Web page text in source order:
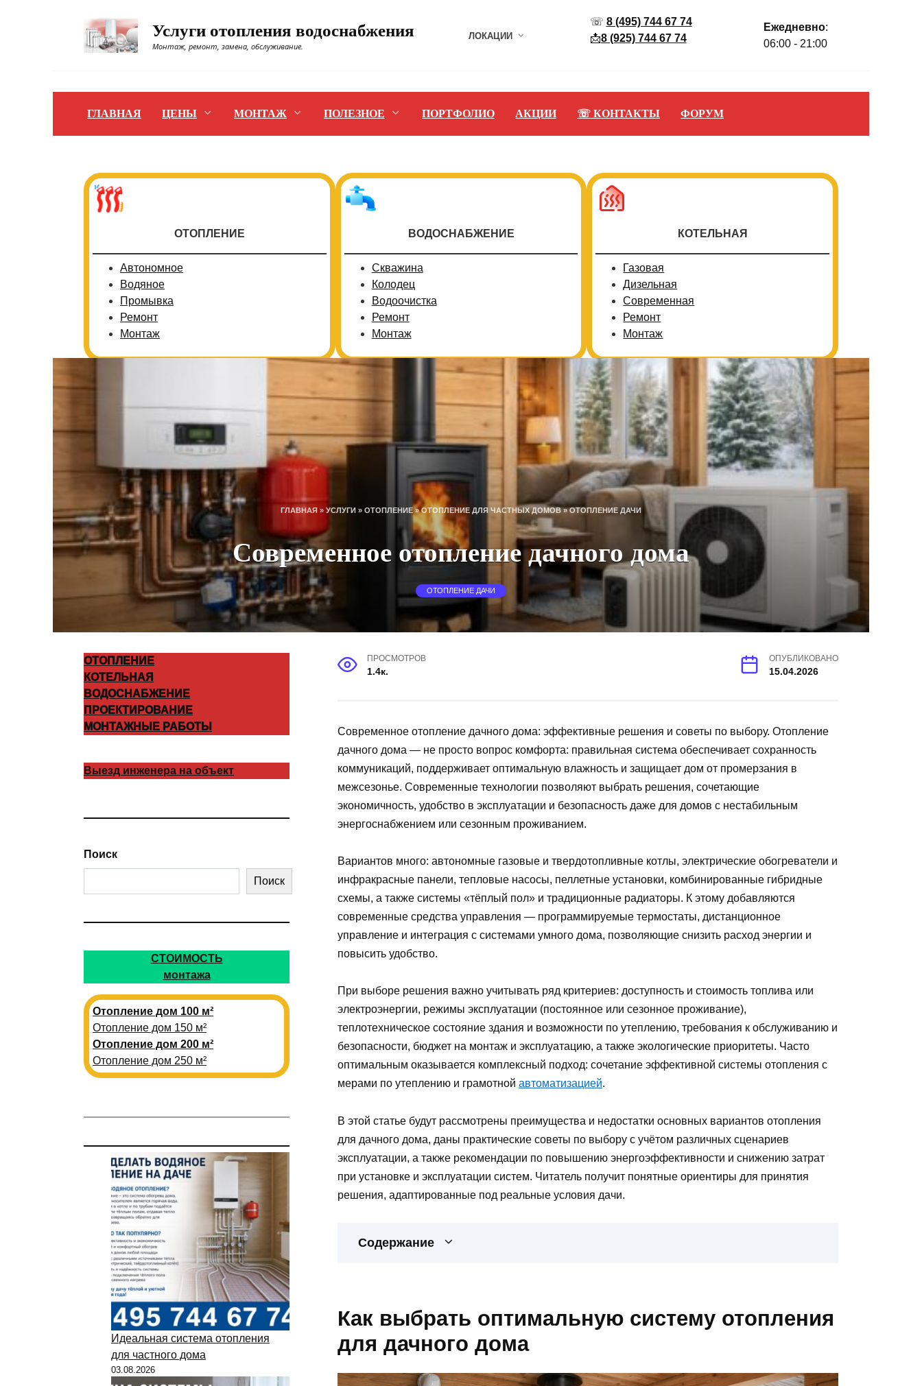
Услуги отопления водоснабжения
Монтаж, ремонт, замена, обслуживание.
ЛОКАЦИИ
☏ 8 (495) 744 67 74
📩8 (925) 744 67 74
Ежедневно:
06:00 - 21:00
ГЛАВНАЯ ЦЕНЫ МОНТАЖ ПОЛЕЗНОЕ ПОРТФОЛИО АКЦИИ ☏ КОНТАКТЫ ФОРУМ
ОТОПЛЕНИЕ
Автономное
Водяное
Промывка
Ремонт
Монтаж
ВОДОСНАБЖЕНИЕ
Скважина
Колодец
Водоочистка
Ремонт
Монтаж
КОТЕЛЬНАЯ
Газовая
Дизельная
Современная
Ремонт
Монтаж
ГЛАВНАЯ » УСЛУГИ » ОТОПЛЕНИЕ »ОТОПЛЕНИЕ ДЛЯ ЧАСТНЫХ ДОМОВ»ОТОПЛЕНИЕ ДАЧИ
Современное отопление дачного дома
ОТОПЛЕНИЕ ДАЧИ
ПРОСМОТРОВ
1.4к.
ОПУБЛИКОВАНО
15.04.2026
Современное отопление дачного дома: эффективные решения и советы по выбору. Отопление
дачного дома — не просто вопрос комфорта: правильная система обеспечивает сохранность
коммуникаций, поддерживает оптимальную влажность и защищает дом от промерзания в
межсезонье. Современные технологии позволяют выбрать решения, сочетающие
экономичность, удобство в эксплуатации и безопасность даже для домов с нестабильным
энергоснабжением или сезонным проживанием.
Вариантов много: автономные газовые и твердотопливные котлы, электрические обогреватели и
инфракрасные панели, тепловые насосы, пеллетные установки, комбинированные гибридные
схемы, а также системы «тёплый пол» и традиционные радиаторы. К этому добавляются
современные средства управления — программируемые термостаты, дистанционное
управление и интеграция с системами умного дома, позволяющие снизить расход энергии и
повысить удобство.
При выборе решения важно учитывать ряд критериев: доступность и стоимость топлива или
электроэнергии, режимы эксплуатации (постоянное или сезонное проживание),
теплотехническое состояние здания и возможности по утеплению, требования к обслуживанию и
безопасности, бюджет на монтаж и эксплуатацию, а также экологические приоритеты. Часто
оптимальным оказывается комплексный подход: сочетание эффективной системы отопления с
мерами по утеплению и грамотной автоматизацией.
В этой статье будут рассмотрены преимущества и недостатки основных вариантов отопления
для дачного дома, даны практические советы по выбору с учётом различных сценариев
эксплуатации, а также рекомендации по повышению энергоэффективности и снижению затрат
при установке и эксплуатации систем. Читатель получит понятные ориентиры для принятия
решения, адаптированные под реальные условия дачи.
Содержание
Как выбрать оптимальную систему отопления
для дачного дома
ОТОПЛЕНИЕ
КОТЕЛЬНАЯ
ВОДОСНАБЖЕНИЕ
ПРОЕКТИРОВАНИЕ
МОНТАЖНЫЕ РАБОТЫ
Выезд инженера на объект
Поиск
Поиск
СТОИМОСТЬ
монтажа
Отопление дом 100 м²
Отопление дом 150 м²
Отопление дом 200 м²
Отопление дом 250 м²
Идеальная система отопления
для частного дома
03.08.2026